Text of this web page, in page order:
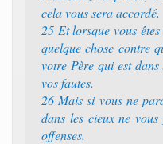
cela vous sera accordé.
25 Et lorsque vous
quelque chose contre
votre Père qui est
vos fautes.
26 Mais si vous ne
dans les cieux ne
offenses.